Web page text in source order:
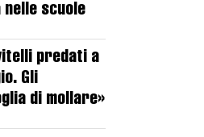
scuole
predati a
Gli
di mollare»